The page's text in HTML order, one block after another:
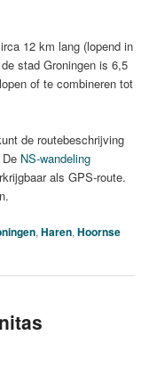
12 km lang (lopend in
stad Groningen is 6,5
of te combineren tot
de routebeschrijving
NS-wandeling
als GPS-route.
,Haren,Hoornse